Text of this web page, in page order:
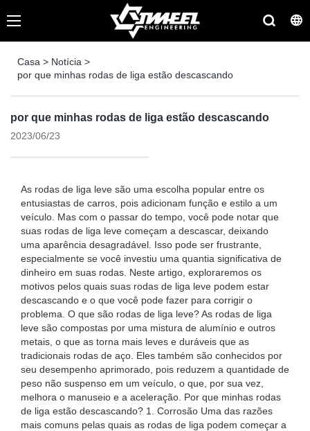
Casa > Notícia >
por que minhas rodas de liga estão descascando
por que minhas rodas de liga estão descascando
2023/06/23
As rodas de liga leve são uma escolha popular entre os
entusiastas de carros, pois adicionam função e estilo a um
veículo. Mas com o passar do tempo, você pode notar que
suas rodas de liga leve começam a descascar, deixando
uma aparência desagradável. Isso pode ser frustrante,
especialmente se você investiu uma quantia significativa de
dinheiro em suas rodas. Neste artigo, exploraremos os
motivos pelos quais suas rodas de liga leve podem estar
descascando e o que você pode fazer para corrigir o
problema. O que são rodas de liga leve? As rodas de liga
leve são compostas por uma mistura de alumínio e outros
metais, o que as torna mais leves e duráveis ​​que as
tradicionais rodas de aço. Eles também são conhecidos por
seu desempenho aprimorado, pois reduzem a quantidade de
peso não suspenso em um veículo, o que, por sua vez,
melhora o manuseio e a aceleração. Por que minhas rodas
de liga estão descascando? 1. Corrosão Uma das razões
mais comuns pelas quais as rodas de liga podem começar a